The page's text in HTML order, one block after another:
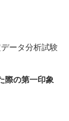
ータ分析試験
際の第一印象